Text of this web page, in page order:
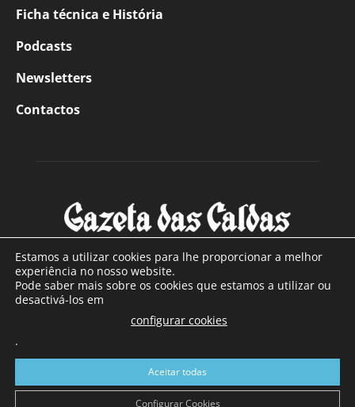
Ficha técnica e História
Podcasts
Newsletters
Contactos
SOBRE NÓS
Com sede nas Caldas da Rainha e mais de 90 anos de
a sul de distrito de Leiria, com mais de 40.000 leitores por
toda a região Oeste. Jornal com distribuição em Portugal
Continental e assinatura online.
Estamos a utilizar cookies para lhe proporcionar a melhor
experiência no nosso website.
Pode saber mais sobre os cookies que estamos a utilizar ou
desactivá-los em
configurar cookies
.
Aceitar todas
Configurar Cookies